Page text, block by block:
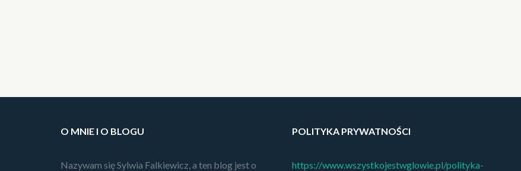
O MNIE I O BLOGU
Nazywam się Sylwia Falkiewicz, a ten blog jest o
POLITYKA PRYWATNOŚCI
https://www.wszystkojestwglowie.pl/polityka-